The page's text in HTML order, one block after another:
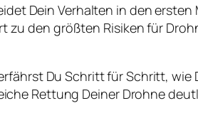
Dein Verhalten in den
den größten Risiken für
Du Schritt für Schritt, wie
Rettung Deiner Drohne